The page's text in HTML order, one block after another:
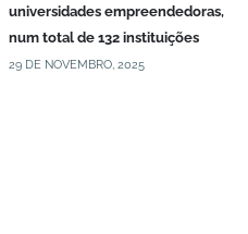
Covilhã Innov Summit 2025
universidades empreendedoras,
num total de 132 instituições
29 DE NOVEMBRO, 2025